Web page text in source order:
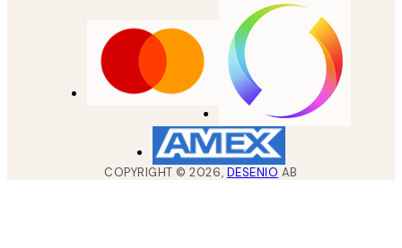
COPYRIGHT ©2026, DESENIO AB